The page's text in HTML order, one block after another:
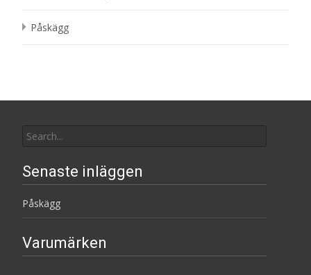
Påskägg
for:
Senaste inläggen
Påskägg
Varumärken